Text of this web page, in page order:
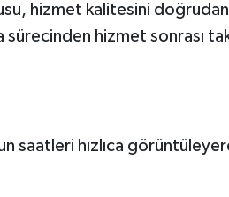
hizmet kalitesini
sürecinden hizmet sonrası
saatleri hızlıca